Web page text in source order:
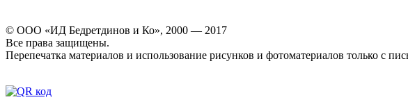
© ООО «ИД Бедретдинов и Ко», 2000 — 2017
Все права защищены.
Перепечатка материалов и использование рисунков и фотоматериалов только с